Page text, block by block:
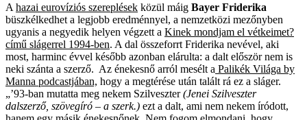
A hazai eurovíziós szereplések közül máig Bayer Friderika
büszkélkedhet a legjobb eredménnyel, a nemzetközi mezőnyben
ugyanis a negyedik helyen végzett a Kinek mondjam el vétkeimet?
című slágerrel 1994-ben. A dal összeforrt Friderika nevével, aki
most, harminc évvel később azonban elárulta: a dalt először nem is
neki szánta a szerző. Az énekesnő arról mesélt a Palikék Világa by
Manna podcastjában, hogy a megtérése után talált rá ez a sláger.
„’93-ban mutatta meg nekem Szilveszter(Jenei Szilveszter
dalszerző, szövegíró – a szerk.) ezt a dalt, ami nem nekem íródott,